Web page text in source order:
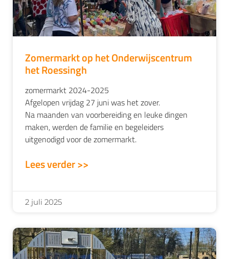
Zomermarkt op het Onderwijscentrum
het Roessingh
zomermarkt 2024-2025
Afgelopen vrijdag 27 juni was het zover.
Na maanden van voorbereiding en leuke dingen
maken, werden de familie en begeleiders
uitgenodigd voor de zomermarkt.
Lees verder >>
2 juli 2025